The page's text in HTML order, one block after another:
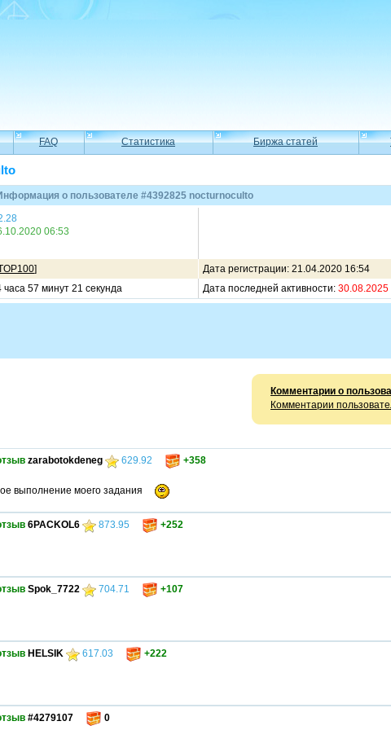
FAQ Статистика Биржа статей
о пользователе #4392825 nocturnoculto
06:53
]
Дата регистрации: 21.04.2020 16:54
57 минут 21 секунда
Дата последней активности: 30.08.2025
Комментарии о
Комментарии
zarabotokdeneg 629.92 +358
выполнение моего задания
6PACKOL6 873.95 +252
Spok_7722 704.71 +107
HELSIK 617.03 +222
#4279107 0